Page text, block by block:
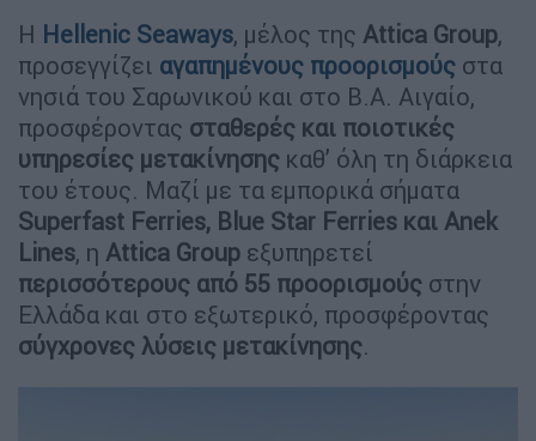
Η Hellenic Seaways, μέλος της Attica Group,
προσεγγίζει αγαπημένους προορισμούς στα
νησιά του Σαρωνικού και στο Β.Α. Αιγαίο,
προσφέροντας σταθερές και ποιοτικές
υπηρεσίες μετακίνησης καθ’ όλη τη διάρκεια
του έτους. Μαζί με τα εμπορικά σήματα
Superfast Ferries, Blue Star Ferries και Anek
Lines, η Attica Group εξυπηρετεί
περισσότερους από 55 προορισμούς στην
Ελλάδα και στο εξωτερικό, προσφέροντας
σύγχρονες λύσεις μετακίνησης.